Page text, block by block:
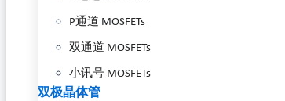
P通道 MOSFETs
双通道 MOSFETs
小讯号 MOSFETs
双极晶体管